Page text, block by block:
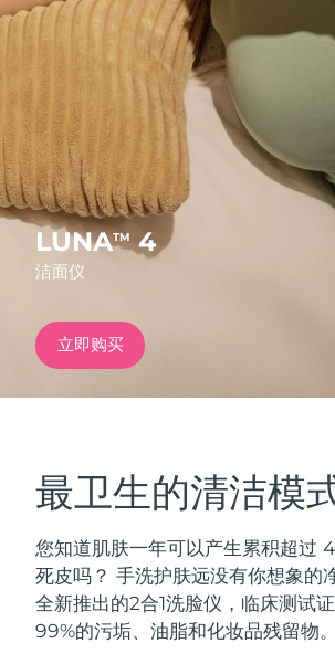
LUNATM4
洁面仪
立即购买
最卫生的清洁模
您知道肌肤一年可以产生累积超过
死皮吗？ 手洗护肤远没有你想象的
全新推出的2合1洗脸仪，临床测试
99%的污垢、油脂和化妆品残留物。
FAQ™ Dual LED Panel
热门产品
特别优惠
红光疗法
面部清洁
LUNA™ 4 套装
Anti-aging massage
紧致提拉
BEAR™ 2 套装
Microcurrent toning
美国
英国
西班牙
澳大利亚 预
法国
德国
加拿大
奥地利
比利时 预
百慕大 预